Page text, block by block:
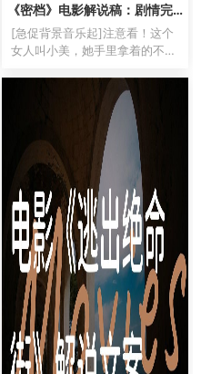
《密档》电影解说稿：剧情完
整版+结局真相（影视解说文
案）
[急促背景音乐起]注意看！这个
女人叫小美，她手里拿着的不是
家的绝密文件！[音效：纸张摩
擦声][语速加快]大家好，我是拿
过奥斯卡剪刀奖的影评老司机。
今天要解说的这部《密档》，...